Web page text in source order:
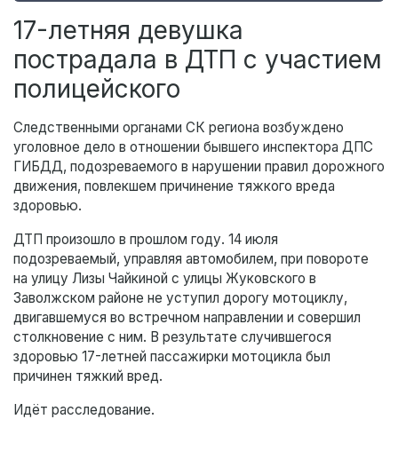
17-летняя девушка
пострадала в ДТП с участием
полицейского
Следственными органами СК региона возбуждено
уголовное дело в отношении бывшего инспектора ДПС
ГИБДД, подозреваемого в нарушении правил дорожного
движения, повлекшем причинение тяжкого вреда
здоровью.
ДТП произошло в прошлом году. 14 июля
подозреваемый, управляя автомобилем, при повороте
на улицу Лизы Чайкиной с улицы Жуковского в
Заволжском районе не уступил дорогу мотоциклу,
двигавшемуся во встречном направлении и совершил
столкновение с ним. В результате случившегося
здоровью 17-летней пассажирки мотоцикла был
причинен тяжкий вред.
Идёт расследование.